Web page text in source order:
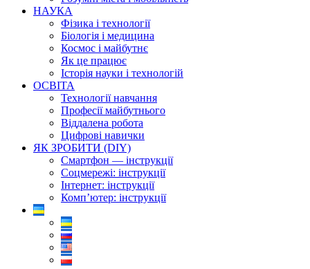
НАУКА
Фізика і технології
Біологія і медицина
Космос і майбутнє
Як це працює
Історія науки і технологій
ОСВІТА
Технології навчання
Професії майбутнього
Віддалена робота
Цифрові навички
ЯК ЗРОБИТИ (DIY)
Смартфон — інструкції
Соцмережі: інструкції
Інтернет: інструкції
Комп’ютер: інструкції